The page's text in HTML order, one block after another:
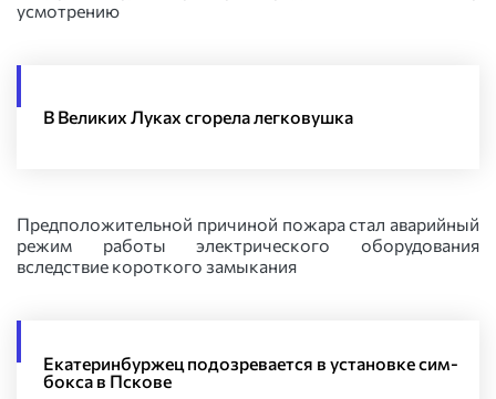
усмотрению
В Великих Луках сгорела легковушка
Предположительной причиной пожара стал аварийный
режим работы электрического оборудования
вследствие короткого замыкания
Екатеринбуржец подозревается в установке сим-
бокса в Пскове